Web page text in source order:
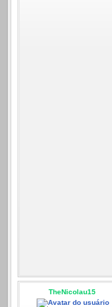
TheNicolau15